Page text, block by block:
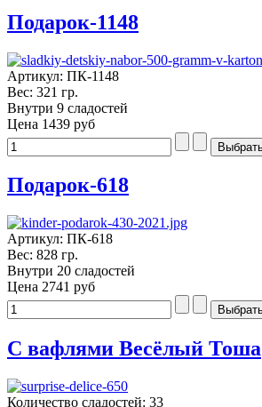
Подарок-1148
Артикул: ПК-1148
Вес: 321 гр.
Внутри 9 сладостей
Цена 1439 руб
Подарок-618
Артикул: ПК-618
Вес: 828 гр.
Внутри 20 сладостей
Цена 2741 руб
С вафлями Весёлый Тоша
Количество сладостей: 33